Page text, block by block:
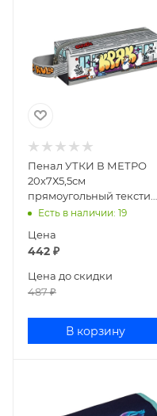
Пенал УТКИ В МЕТРО
20х7Х5,5см
прямоугольный текстиль
71963
Есть в наличии: 19
Цена
442 ₽
Цена до скидки
487₽
В корзину